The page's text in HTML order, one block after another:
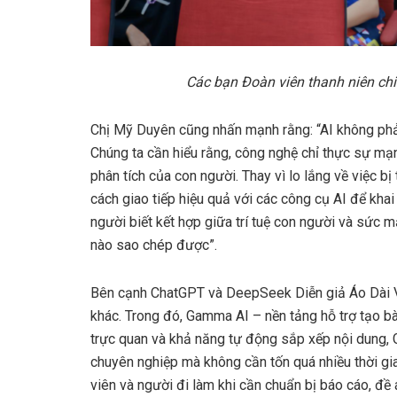
Các bạn Đoàn viên thanh niên
Chị Mỹ Duyên cũng nhấn mạnh rằng: “AI không
Chúng ta cần hiểu rằng, công nghệ chỉ thực sự
phân tích của con người. Thay vì lo lắng về việc
cách giao tiếp hiệu quả với các công cụ AI để
người biết kết hợp giữa trí tuệ con người và sức
nào sao chép được”.
Bên cạnh ChatGPT và DeepSeek Diễn giả Áo
khác. Trong đó, Gamma AI – nền tảng hỗ trợ tạo
trực quan và khả năng tự động sắp xếp nội
chuyên nghiệp mà không cần tốn quá nhiều thời
viên và người đi làm khi cần chuẩn bị báo cáo, đề